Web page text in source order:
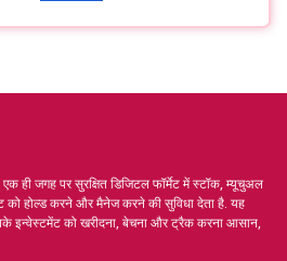
जगह पर सुरक्षित डिजिटल फॉर्मेट में स्टॉक, म्यूचुअल
होल्ड करने और मैनेज करने की सुविधा देता है. यह
इन्वेस्टमेंट को खरीदना, बेचना और ट्रैक करना आसान,